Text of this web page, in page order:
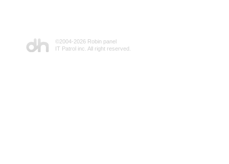
©2004-2026 Robin panel
IT Patrol inc. All right reserved.